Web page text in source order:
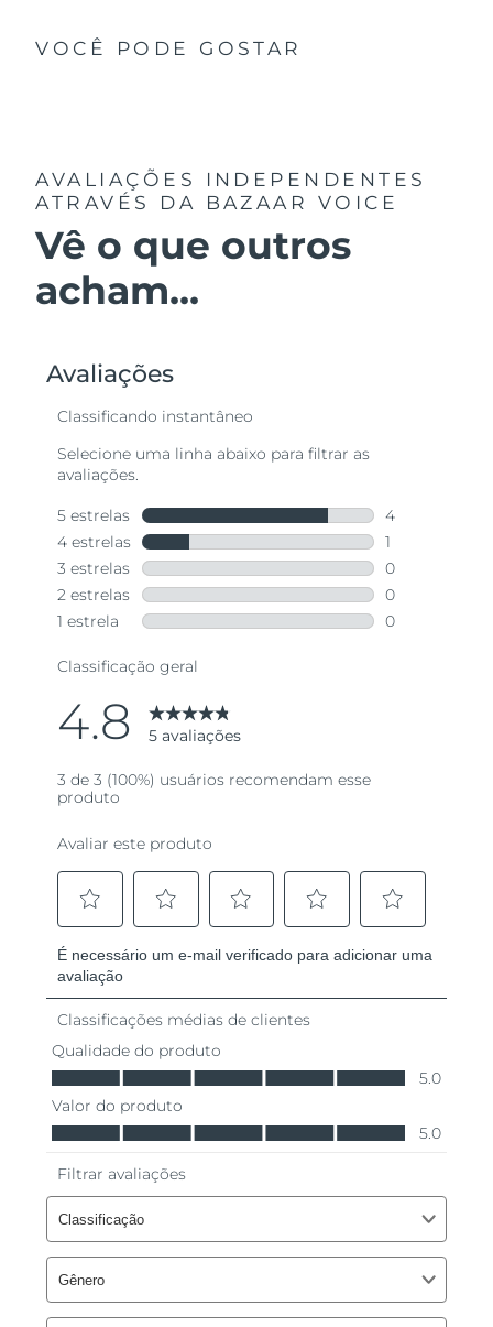
VOCÊ PODE GOSTAR
AVALIAÇÕES INDEPENDENTES
ATRAVÉS DA BAZAAR VOICE
Vê o que outros
acham...